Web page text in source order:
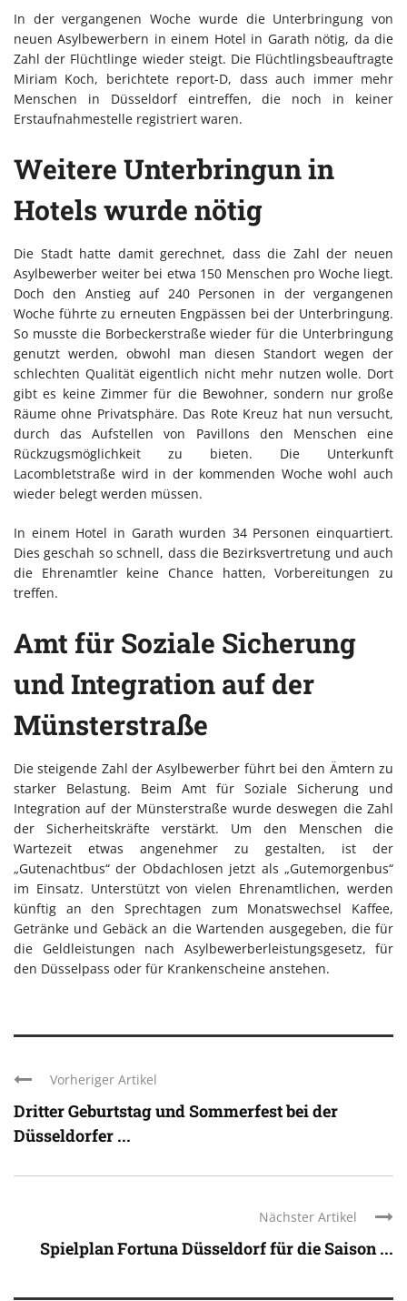
In der vergangenen Woche wurde die Unterbringung von
neuen Asylbewerbern in einem Hotel in Garath nötig, da die
Zahl der Flüchtlinge wieder steigt. Die Flüchtlingsbeauftragte
Miriam Koch, berichtete report-D, dass auch immer mehr
Menschen in Düsseldorf eintreffen, die noch in keiner
Erstaufnahmestelle registriert waren.
Weitere Unterbringun in
Hotels wurde nötig
Die Stadt hatte damit gerechnet, dass die Zahl der neuen
Asylbewerber weiter bei etwa 150 Menschen pro Woche liegt.
Doch den Anstieg auf 240 Personen in der vergangenen
Woche führte zu erneuten Engpässen bei der Unterbringung.
So musste die Borbeckerstraße wieder für die Unterbringung
genutzt werden, obwohl man diesen Standort wegen der
schlechten Qualität eigentlich nicht mehr nutzen wolle. Dort
gibt es keine Zimmer für die Bewohner, sondern nur große
Räume ohne Privatsphäre. Das Rote Kreuz hat nun versucht,
durch das Aufstellen von Pavillons den Menschen eine
Rückzugsmöglichkeit zu bieten. Die Unterkunft
Lacombletstraße wird in der kommenden Woche wohl auch
wieder belegt werden müssen.
In einem Hotel in Garath wurden 34 Personen einquartiert.
Dies geschah so schnell, dass die Bezirksvertretung und auch
die Ehrenamtler keine Chance hatten, Vorbereitungen zu
treffen.
Amt für Soziale Sicherung
und Integration auf der
Münsterstraße
Die steigende Zahl der Asylbewerber führt bei den Ämtern zu
starker Belastung. Beim Amt für Soziale Sicherung und
Integration auf der Münsterstraße wurde deswegen die Zahl
der Sicherheitskräfte verstärkt. Um den Menschen die
Wartezeit etwas angenehmer zu gestalten, ist der
„Gutenachtbus“ der Obdachlosen jetzt als „Gutemorgenbus“
im Einsatz. Unterstützt von vielen Ehrenamtlichen, werden
künftig an den Sprechtagen zum Monatswechsel Kaffee,
Getränke und Gebäck an die Wartenden ausgegeben, die für
die Geldleistungen nach Asylbewerberleistungsgesetz, für
den Düsselpass oder für Krankenscheine anstehen.
Vorheriger Artikel
Dritter Geburtstag und Sommerfest bei der
Düsseldorfer ...
Nächster Artikel
Spielplan Fortuna Düsseldorf für die Saison ...